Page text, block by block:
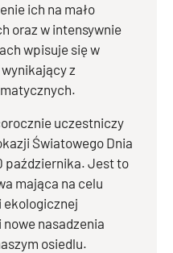
ich na mało
oraz w intensywnie
wpisuje się w
z
uczestniczy
Światowego Dnia
października. Jest to
mająca na celu
ekologicznej
nasadzenia
osiedlu.